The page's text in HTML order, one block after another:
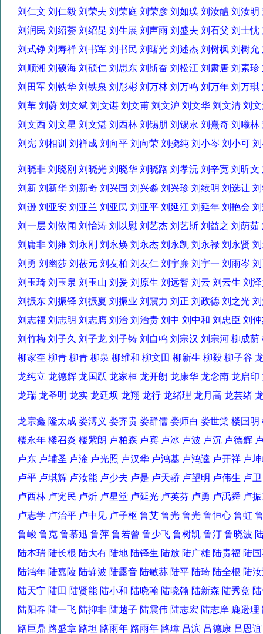
刘仁文 刘仁毅 刘荣夫 刘荣庭 刘荣彦 刘如璞 刘汝醴 刘汝
刘润民 刘绍荟 刘绍昆 刘生展 刘声雨 刘盛夫 刘石父 刘士
刘式铮 刘寿祥 刘书军 刘书民 刘曙光 刘述杰 刘树枫 刘树
刘顺湘 刘硕海 刘硕仁 刘思东 刘斯奋 刘松江 刘肃唐 刘素
刘田军 刘铁华 刘铁泉 刘彤彬 刘万林 刘万鸣 刘万年 刘万
刘苇 刘蔚 刘文斌 刘文谌 刘文甫 刘文沪 刘文华 刘文清 刘
刘文西 刘文星 刘文湛 刘西林 刘锡朋 刘锡永 刘熹奇 刘曦
刘宪 刘相训 刘祥成 刘向平 刘向荣 刘骁纯 刘小岑 刘小可
刘晓非 刘晓刚 刘晓光 刘晓华 刘晓路 刘孝沅 刘辛宽 刘昕
刘新 刘新华 刘新奇 刘兴国 刘兴淼 刘兴珍 刘续明 刘选让
刘逊 刘亚安 刘亚兰 刘亚民 刘亚平 刘延江 刘延年 刘艳会
刘一层 刘依闻 刘怡涛 刘以慰 刘艺杰 刘艺斯 刘益之 刘荫
刘庸非 刘雍 刘永刚 刘永焕 刘永杰 刘永凯 刘永禄 刘永贤
刘勇 刘幽莎 刘莜元 刘友柏 刘友仁 刘宇廉 刘宇一 刘雨岑
刘玉琦 刘玉泉 刘玉山 刘爰 刘原生 刘远智 刘云 刘云生 刘
刘振东 刘振铎 刘振夏 刘振业 刘震力 刘正 刘政德 刘之光
刘志福 刘志明 刘志膺 刘治 刘治贵 刘中 刘中和 刘忠臣 刘
刘竹梅 刘子久 刘子龙 刘子铸 刘自鸣 刘宗汉 刘宗河 柳成
柳家奎 柳青 柳青 柳泉 柳维和 柳文田 柳新生 柳毅 柳子谷
龙纯立 龙德辉 龙国跃 龙家桓 龙开朗 龙康华 龙念南 龙启
龙瑞 龙圣明 龙实 龙廷坝 龙翔 龙行 龙绪理 龙月高 龙芸绪
龙宗鑫 隆太成 娄溥义 娄齐贵 娄群儒 娄师白 娄世棠 楼国
楼永年 楼召炎 楼紫朗 卢柏森 卢宾 卢冰 卢波 卢沉 卢德辉
卢东 卢辅圣 卢淦 卢光照 卢汉华 卢鸿基 卢鸿逵 卢开祥 卢
卢平 卢琪辉 卢汝能 卢少夫 卢是 卢天骄 卢望明 卢伟生 卢
卢西林 卢宪民 卢炘 卢星堂 卢延光 卢英芬 卢勇 卢禹舜 卢
卢志学 卢治平 卢中见 卢子枢 鲁艾 鲁光 鲁光 鲁恒心 鲁虹
鲁峻 鲁克 鲁慕迅 鲁萍 鲁若曾 鲁少飞 鲁树凯 鲁汀 鲁晓波
陆本瑞 陆长根 陆大有 陆地 陆铎生 陆放 陆广雄 陆贵福 陆
陆鸿年 陆嘉陵 陆静波 陆露音 陆敏荪 陆平 陆琦 陆全根 陆
陆天宁 陆田 陆贤能 陆小和 陆晓翰 陆晓翰 陆新森 陆秀竞
陆阳春 陆一飞 陆抑非 陆越子 陆震伟 陆志宏 陆志庠 鹿逊
路巨鼎 路盛章 路坦 路雨年 路雨年 路璋 吕滨 吕德康 吕恩